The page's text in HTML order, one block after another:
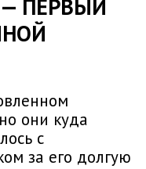
ПЕРВЫЙ
они куда
с
за его долгую